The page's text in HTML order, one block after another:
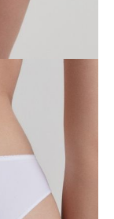
r.102/L, biały
r.102/L, biały